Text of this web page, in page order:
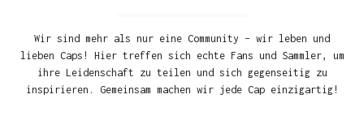
Wir sind mehr als nur eine Community – wir leben und
lieben Caps! Hier treffen sich echte Fans und Sammler, um
ihre Leidenschaft zu teilen und sich gegenseitig zu
inspirieren. Gemeinsam machen wir jede Cap einzigartig!